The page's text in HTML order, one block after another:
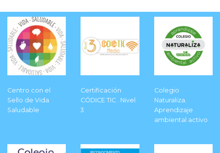
Centro con el
Sello de Vida
Saludable
Certificación
CÓDICE TIC . Nivel
3
Colegio
Naturaliza.
Aprendizaje
ambiental activo